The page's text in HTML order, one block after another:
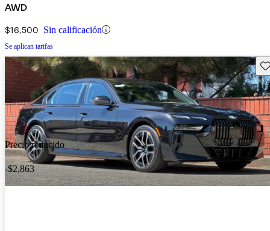
AWD
$16,500 Sin calificación
Se aplican tarifas
Precio reducido
-$2,863